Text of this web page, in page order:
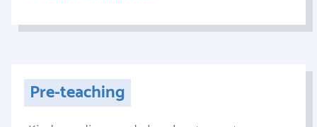
Pre-teaching